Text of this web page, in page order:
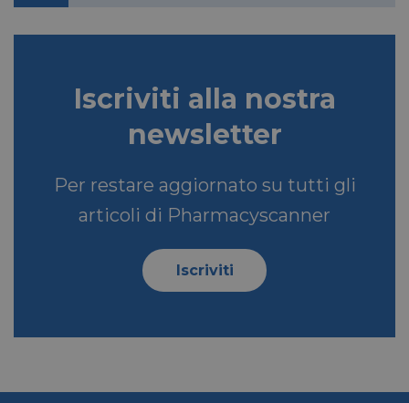
Iscriviti alla nostra
newsletter
Per restare aggiornato su tutti gli
articoli di Pharmacyscanner
Iscriviti